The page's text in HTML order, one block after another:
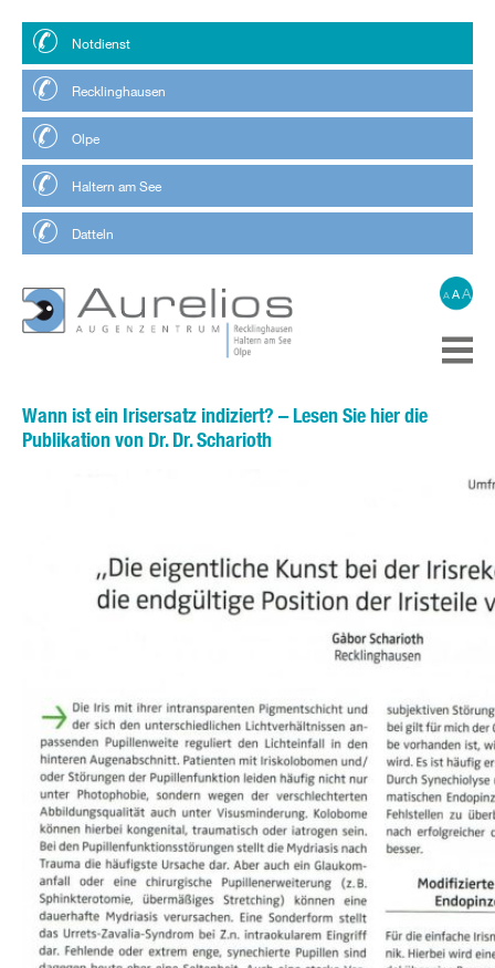
Notdienst
Recklinghausen
Olpe
Haltern am See
Datteln
A AA
Wann ist ein Irisersatz indiziert? – Lesen Sie hier die
Publikation von Dr. Dr. Scharioth